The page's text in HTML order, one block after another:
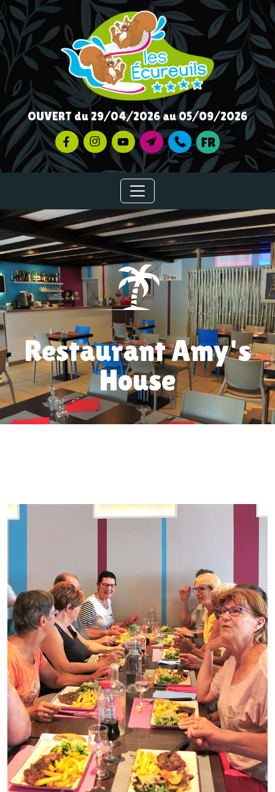
OUVERT du 29/04/2026 au 05/09/2026
Restaurant Amy's
House